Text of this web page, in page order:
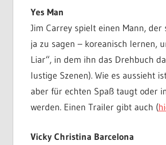
Yes Man
Jim Carrey spielt einen Mann,
ja zu sagen – koreanisch lernen,
Liar“, in dem ihn das Drehbuch
lustige Szenen). Wie es aussieht
aber für echten Spaß taugt oder
werden. Einen Trailer gibt auch (
Vicky Christina Barcelona